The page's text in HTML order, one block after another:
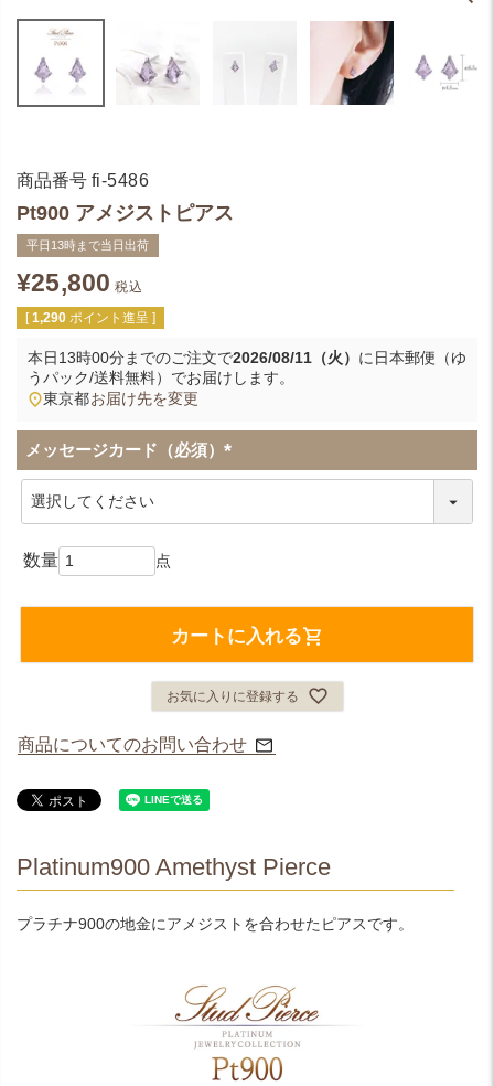
商品番号 fi-5486
Pt900 アメジストピアス
平日13時まで当日出荷
¥25,800 税込
[ 1,290 ポイント進呈 ]
本日13時00分までのご注文で2026/08/11（火） に 日本郵便（ゆ
うパック/送料無料） でお届けします。
東京都お届け先を変更
メッセージカード（必須）
(
カートに入れる
お気に入りに登録する
商品についてのお問い合わせ
Platinum900 Amethyst Pierce
プラチナ900の地金にアメジストを合わせたピアスです。